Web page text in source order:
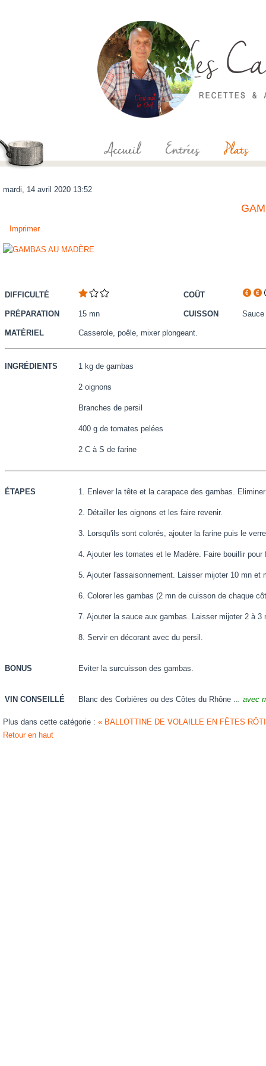
mardi, 14 avril 2020 13:52
Imprimer
DIFFICULTÉ COÛT
PRÉPARATION 15 mn CUISSON
MATÉRIEL Casserole, poêle, mixer plongeant.
INGRÉDIENTS 1 kg de gambas
2 oignons
Branches de persil
400 g de tomates pelées
2 C à S de farine
ÉTAPES 1. Enlever la tête et la carapace des gambas.
2. Détailler les oignons et les faire revenir.
3. Lorsqu'ils sont colorés, ajouter la farine puis le
4. Ajouter les tomates et le Madère. Faire bouillir pour
5. Ajouter l'assaisonnement. Laisser mijoter 10 mn et
6. Colorer les gambas (2 mn de cuisson de chaque
7. Ajouter la sauce aux gambas. Laisser mijoter 2 à 3
8. Servir en décorant avec du persil.
BONUS Eviter la surcuisson des gambas.
VIN CONSEILLÉ Blanc des Corbières ou des Côtes du Rhône ... avec
Plus dans cette catégorie : « BALLOTTINE DE VOLAILLE EN FÊTES
Retour en haut